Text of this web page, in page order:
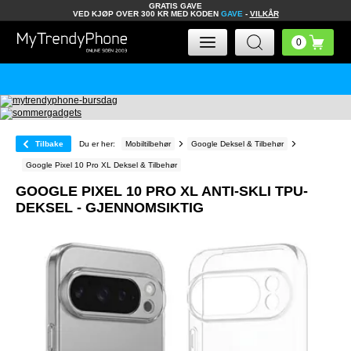
GRATIS GAVE
VED KJØP OVER 300 KR MED KODEN GAVE - VILKÅR
Tilbake Du er her: Mobiltilbehør Google Deksel & Tilbehør
Google Pixel 10 Pro XL Deksel & Tilbehør
GOOGLE PIXEL 10 PRO XL ANTI-SKLI TPU-
DEKSEL - GJENNOMSIKTIG